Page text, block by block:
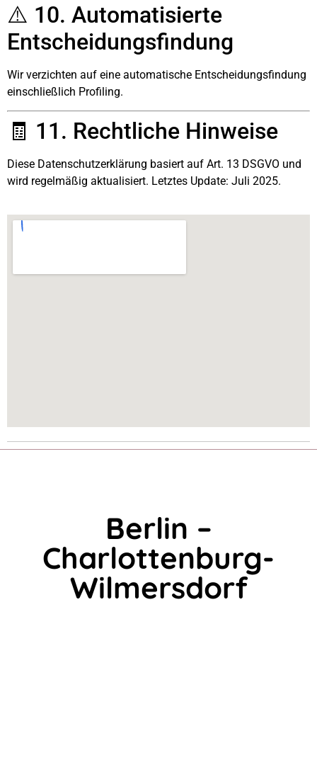
⚠️ 10. Automatisierte
Entscheidungsfindung
Wir verzichten auf eine automatische Entscheidungsfindung
einschließlich Profiling.
🧾 11. Rechtliche Hinweise
Diese Datenschutzerklärung basiert auf Art. 13 DSGVO und
wird regelmäßig aktualisiert. Letztes Update: Juli 2025.
Berlin –
Charlottenburg-
Wilmersdorf